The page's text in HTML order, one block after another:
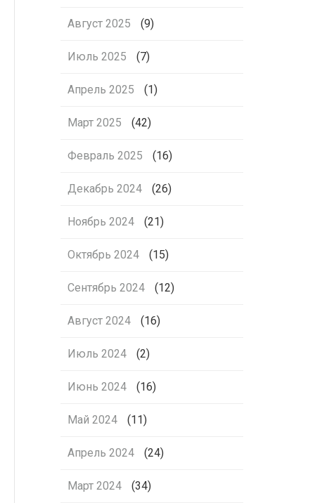
Август 2025 (9)
Июль 2025 (7)
Апрель 2025 (1)
Март 2025 (42)
Февраль 2025 (16)
Декабрь 2024 (26)
Ноябрь 2024 (21)
Октябрь 2024 (15)
Сентябрь 2024 (12)
Август 2024 (16)
Июль 2024 (2)
Июнь 2024 (16)
Май 2024 (11)
Апрель 2024 (24)
Март 2024 (34)